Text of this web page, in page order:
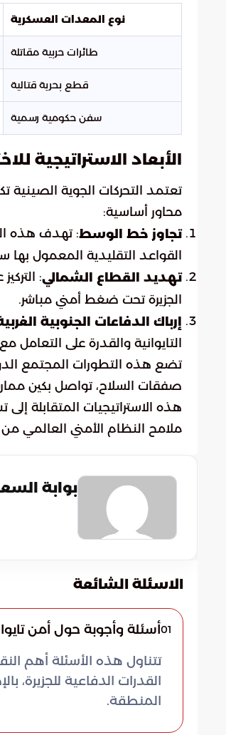
نوع المعدات العسكرية
طائرات حربية مقاتلة
قطع بحرية قتالية
سفن حكومية رسمية
الأبعاد الاستراتيجية
تعتمد التحركات الجوية الصينية
محاور أساسية:
تجاوز خط الوسط: تهدف هذه
القواعد التقليدية المعمول بها
تهديد القطاع الشمالي:
الجزيرة تحت ضغط أمني مباشر.
إرباك الدفاعات الجنوبية
التايوانية والقدرة على التعامل
تضع هذه التطورات المجتمع
صفقات السلاح، تواصل بكين
هذه الاستراتيجيات المتقابلة
ملامح النظام الأمني العالمي
بوابة
الاسئلة الشائعة
01أسئلة وأجوبة حول أمن
تتناول هذه الأسئلة أهم
القدرات الدفاعية للجزيرة،
المنطقة.